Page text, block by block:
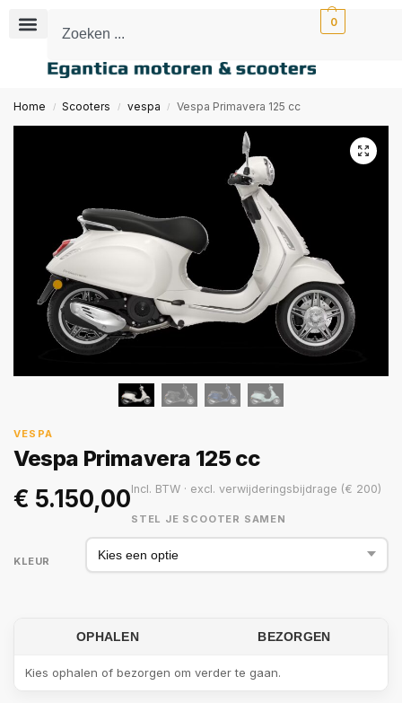
0
Home / Scooters / vespa / Vespa Primavera 125 cc
VESPA
Vespa Primavera 125 cc
€ 5.150,00Incl. BTW · excl. verwijderingsbijdrage (€ 200)
STEL JE SCOOTER SAMEN
KLEUR
OPHALEN BEZORGEN
Kies ophalen of bezorgen om verder te gaan.